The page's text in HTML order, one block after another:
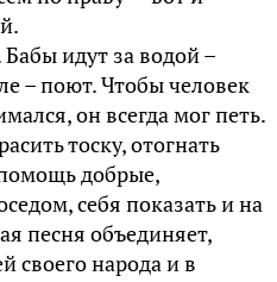
идут за водой –
– поют. Чтобы человек
он всегда мог петь.
тоску, отогнать
добрые,
себя показать и на
песня объединяет,
своего народа и в